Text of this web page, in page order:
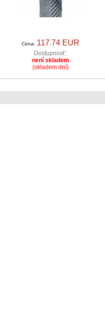
Cena: 117.74 EUR
Dostupnosť:
není skladem
(skladem dní)